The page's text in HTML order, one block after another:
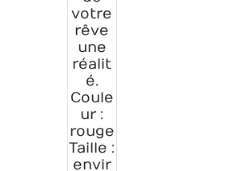
votre
rêve
une
réalit
é.
Coule
ur :
rouge
Taille :
envir